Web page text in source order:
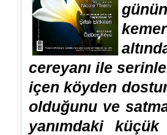
cereyanı ile
içen köyden
olduğunu ve
yanımdaki